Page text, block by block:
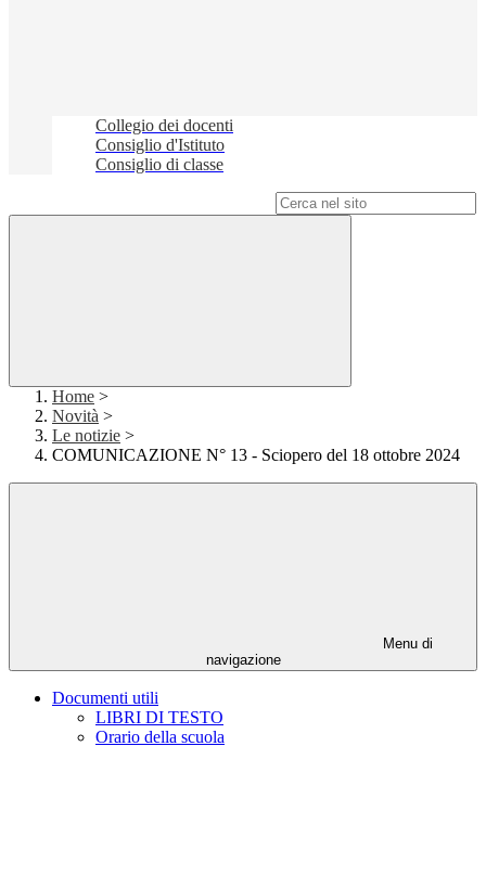
Collegio dei docenti
Consiglio d'Istituto
Consiglio di classe
Home >
Novità >
Le notizie >
COMUNICAZIONE N° 13 - Sciopero del 18 ottobre 2024
Menu di
navigazione
Documenti utili
LIBRI DI TESTO
Orario della scuola